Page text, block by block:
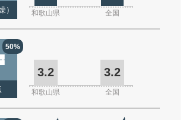
） 和歌山県 全国
50%
3.2 3.2
和歌山県 全国